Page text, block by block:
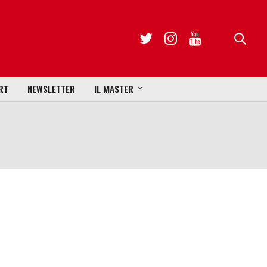
NEWSLETTER IL MASTER